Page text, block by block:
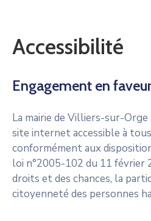
Contact
Accessibilité
Engagement en
La mairie de Villiers-sur-Orge
site internet accessible à
conformément aux
loi n°2005-102 du 11 février
droits et des chances, la
citoyenneté des personnes